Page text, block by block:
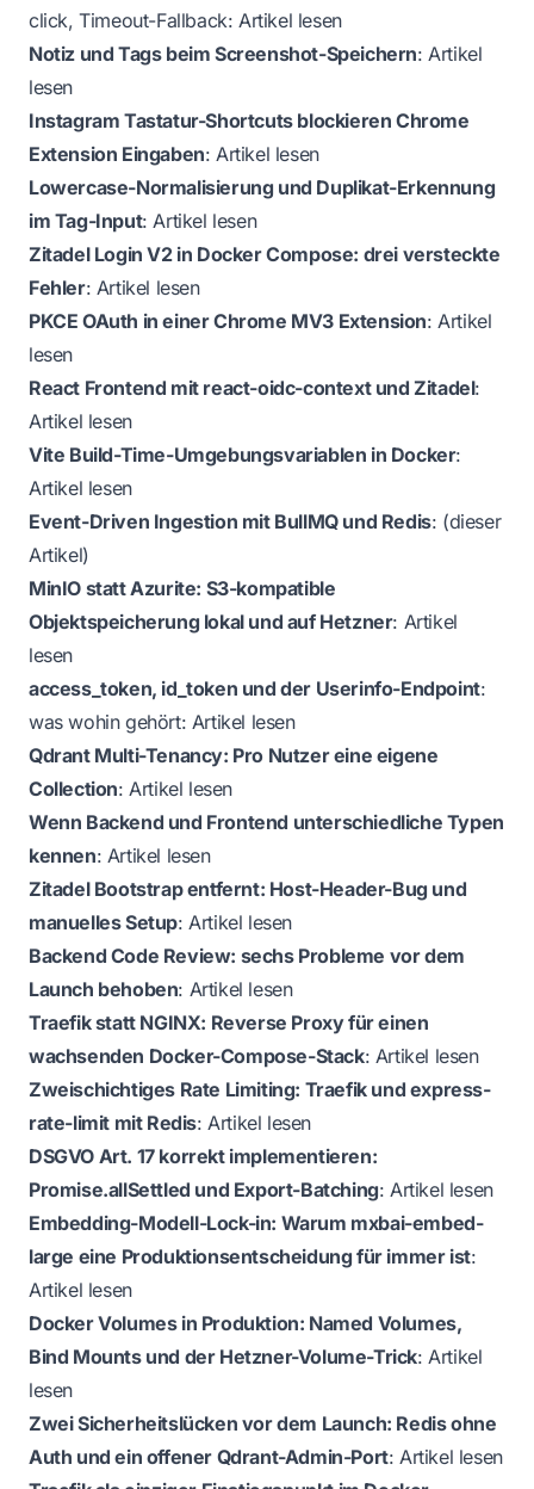
click, Timeout-Fallback: Artikel lesen
Notiz und Tags beim Screenshot-Speichern: Artikel
lesen
Instagram Tastatur-Shortcuts blockieren Chrome
Extension Eingaben: Artikel lesen
Lowercase-Normalisierung und Duplikat-Erkennung
im Tag-Input: Artikel lesen
Zitadel Login V2 in Docker Compose: drei versteckte
Fehler: Artikel lesen
PKCE OAuth in einer Chrome MV3 Extension: Artikel
lesen
React Frontend mit react-oidc-context und Zitadel:
Artikel lesen
Vite Build-Time-Umgebungsvariablen in Docker:
Artikel lesen
Event-Driven Ingestion mit BullMQ und Redis: (dieser
Artikel)
MinIO statt Azurite: S3-kompatible
Objektspeicherung lokal und auf Hetzner: Artikel
lesen
access_token, id_token und der Userinfo-Endpoint:
was wohin gehört: Artikel lesen
Qdrant Multi-Tenancy: Pro Nutzer eine eigene
Collection: Artikel lesen
Wenn Backend und Frontend unterschiedliche Typen
kennen: Artikel lesen
Zitadel Bootstrap entfernt: Host-Header-Bug und
manuelles Setup: Artikel lesen
Backend Code Review: sechs Probleme vor dem
Launch behoben: Artikel lesen
Traefik statt NGINX: Reverse Proxy für einen
wachsenden Docker-Compose-Stack: Artikel lesen
Zweischichtiges Rate Limiting: Traefik und express-
rate-limit mit Redis: Artikel lesen
DSGVO Art. 17 korrekt implementieren:
Promise.allSettled und Export-Batching: Artikel lesen
Embedding-Modell-Lock-in: Warum mxbai-embed-
large eine Produktionsentscheidung für immer ist:
Artikel lesen
Docker Volumes in Produktion: Named Volumes,
Bind Mounts und der Hetzner-Volume-Trick: Artikel
lesen
Zwei Sicherheitslücken vor dem Launch: Redis ohne
Auth und ein offener Qdrant-Admin-Port: Artikel lesen